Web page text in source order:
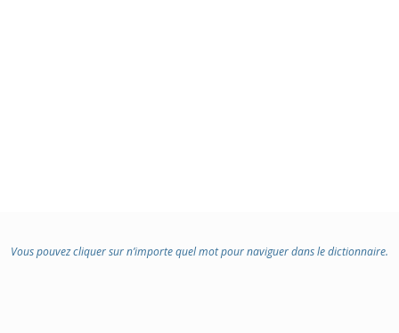
Vous pouvez cliquer sur n’importe quel mot pour naviguer dans le dictionnaire.